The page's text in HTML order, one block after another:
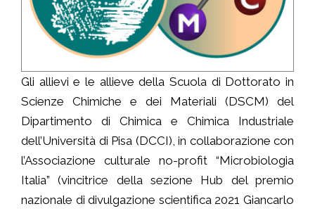
Gli allievi e le allieve della Scuola di Dottorato in
Scienze Chimiche e dei Materiali (DSCM) del
Dipartimento di Chimica e Chimica Industriale
dell’Università di Pisa (DCCI), in collaborazione con
l’Associazione culturale no-profit “Microbiologia
Italia” (vincitrice della sezione Hub del premio
nazionale di divulgazione scientifica 2021 Giancarlo